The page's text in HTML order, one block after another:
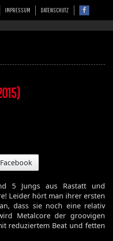
IMPRESSUM DATENSCHUTZ
5 Jungs aus Rastatt und
Leider hört man ihrer ersten
dass sie noch eine relativ
Metalcore der groovigen
reduziertem Beat und fetten